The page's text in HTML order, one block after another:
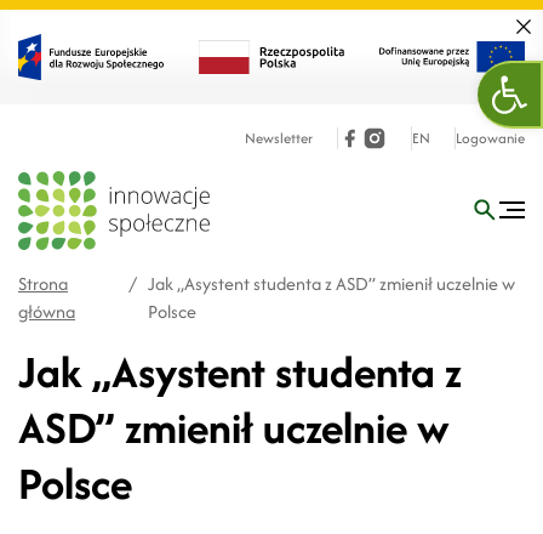
Newsletter EN Logowanie
Strona
główna
/ Jak „Asystent studenta z ASD” zmienił uczelnie w
Polsce
Jak „Asystent studenta z
ASD” zmienił uczelnie w
Polsce